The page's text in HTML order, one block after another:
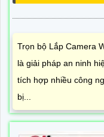
Trọn bộ Lắp Camera
là giải pháp an ninh
tích hợp nhiều công
bị...